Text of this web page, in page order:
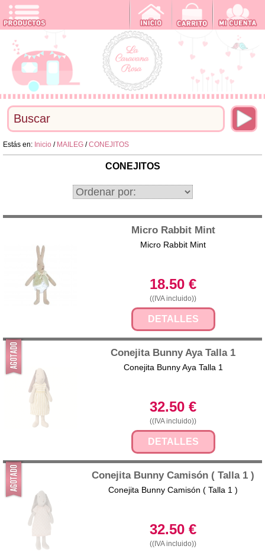
Estás en: Inicio / MAILEG /CONEJITOS
CONEJITOS
Micro Rabbit Mint
Micro Rabbit Mint
18.50 €
((IVA incluido))
DETALLES
Conejita Bunny Aya Talla 1
Conejita Bunny Aya Talla 1
32.50 €
((IVA incluido))
DETALLES
Conejita Bunny Camisón ( Talla 1 )
Conejita Bunny Camisón ( Talla 1 )
32.50 €
((IVA incluido))